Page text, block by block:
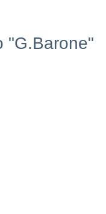
"G.Barone"